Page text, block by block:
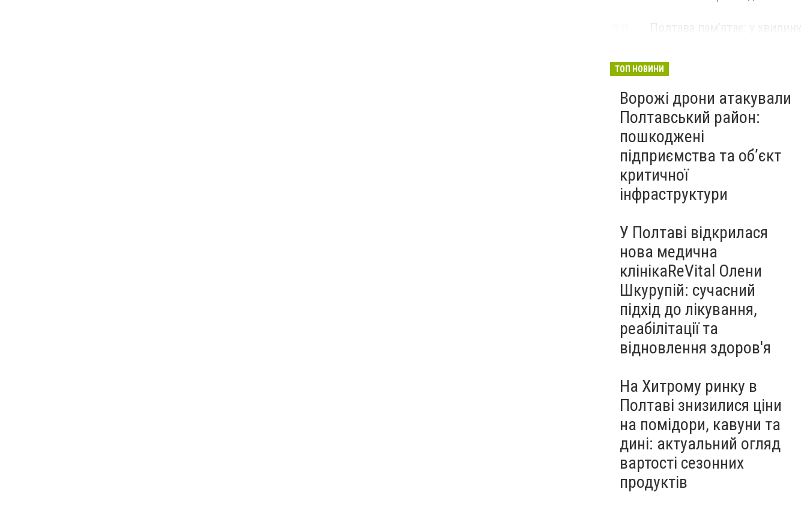
Полтава пам’ятає: у хвилину
ТОП НОВИНИ
Ворожі дрони атакували
Полтавський район:
пошкоджені
підприємства та об’єкт
критичної
інфраструктури
У Полтаві відкрилася
нова медична
клінікаReVital Олени
Шкурупій: сучасний
підхід до лікування,
реабілітації та
відновлення здоров'я
На Хитрому ринку в
Полтаві знизилися ціни
на помідори, кавуни та
дині: актуальний огляд
вартості сезонних
продуктів